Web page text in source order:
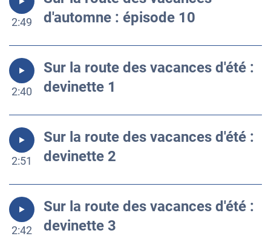
2:49
d'automne : épisode 10
2:40
Sur la route des vacances d'été :
devinette 1
2:51
Sur la route des vacances d'été :
devinette 2
2:42
Sur la route des vacances d'été :
devinette 3